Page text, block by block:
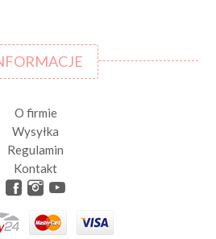
O firmie
Wysyłka
Regulamin
Kontakt